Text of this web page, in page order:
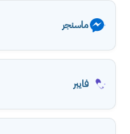
ماسنجر
فايبر